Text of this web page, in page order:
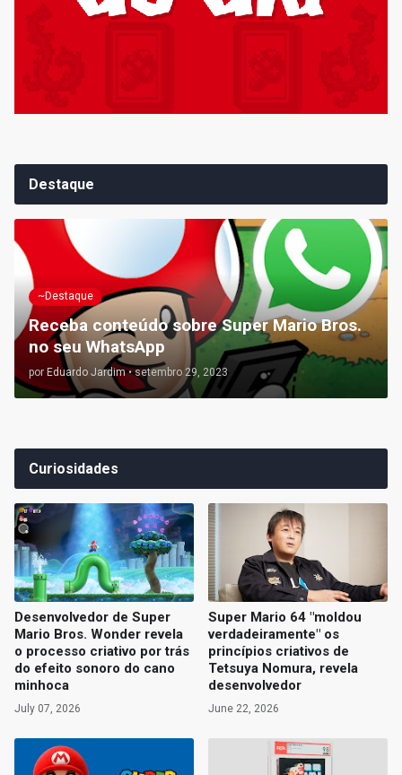
Destaque
~Destaque
Receba conteúdo sobre Super Mario Bros.
no seu WhatsApp
por Eduardo Jardim • setembro 29, 2023
Curiosidades
Desenvolvedor de Super
Mario Bros. Wonder revela
o processo criativo por trás
do efeito sonoro do cano
minhoca
July 07, 2026
Super Mario 64 "moldou
verdadeiramente" os
princípios criativos de
Tetsuya Nomura, revela
desenvolvedor
June 22, 2026